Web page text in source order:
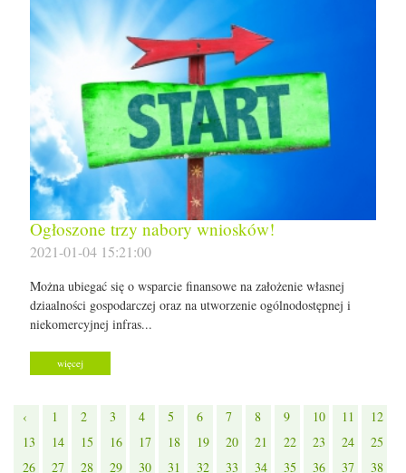
Ogłoszone trzy nabory wniosków!
2021-01-04 15:21:00
Można ubiegać się o wsparcie finansowe na założenie własnej
dziaalności gospodarczej oraz na utworzenie ogólnodostępnej i
niekomercyjnej infras...
więcej
‹ 1 2 3 4 5 6 7 8 9 10 11
12
13
14 15 16 17 18 19 20 21 22 23 24
25
26
27 28 29 30 31 32 33 34 35 36 37
38